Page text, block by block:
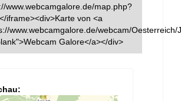
www.webcamgalore.de/map.php?
iframe><div>Karte von <a
www.webcamgalore.de/webcam/
Galore</a></div>